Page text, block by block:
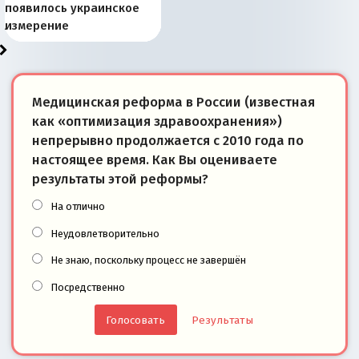
Запада рассказала о
«переобувании» хозяев
перемены: 15 шагов к
суверенной экономике
Европы
сбрасывать балласт
Анкориджа
года: первые уступки во
внутренней политике
сегодня
Варшаве не поможет её
отношениям с Россией?
современной истории
Южной Осетии
появилось украинское
измерение
Медицинская реформа в России (известная
как «оптимизация здравоохранения»)
непрерывно продолжается с 2010 года по
настоящее время. Как Вы оцениваете
результаты этой реформы?
На отлично
Неудовлетворительно
Не знаю, поскольку процесс не завершён
Посредственно
Результаты